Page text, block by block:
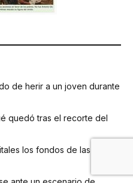
de herir a un joven durante
quedó tras el recorte del
los fondos de las PASO